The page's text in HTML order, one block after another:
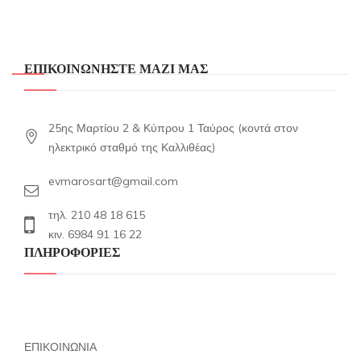
ΕΠΙΚΟΙΝΩΝΗΣΤΕ ΜΑΖΙ ΜΑΣ
25ης Μαρτίου 2 & Κύπρου 1 Ταύρος (κοντά στον
ηλεκτρικό σταθμό της Καλλιθέας)
evmarosart@gmail.com
τηλ. 210 48 18 615
κιν. 6984 91 16 22
ΠΛΗΡΟΦΟΡΙΕΣ
ΕΠΙΚΟΙΝΩΝΙΑ